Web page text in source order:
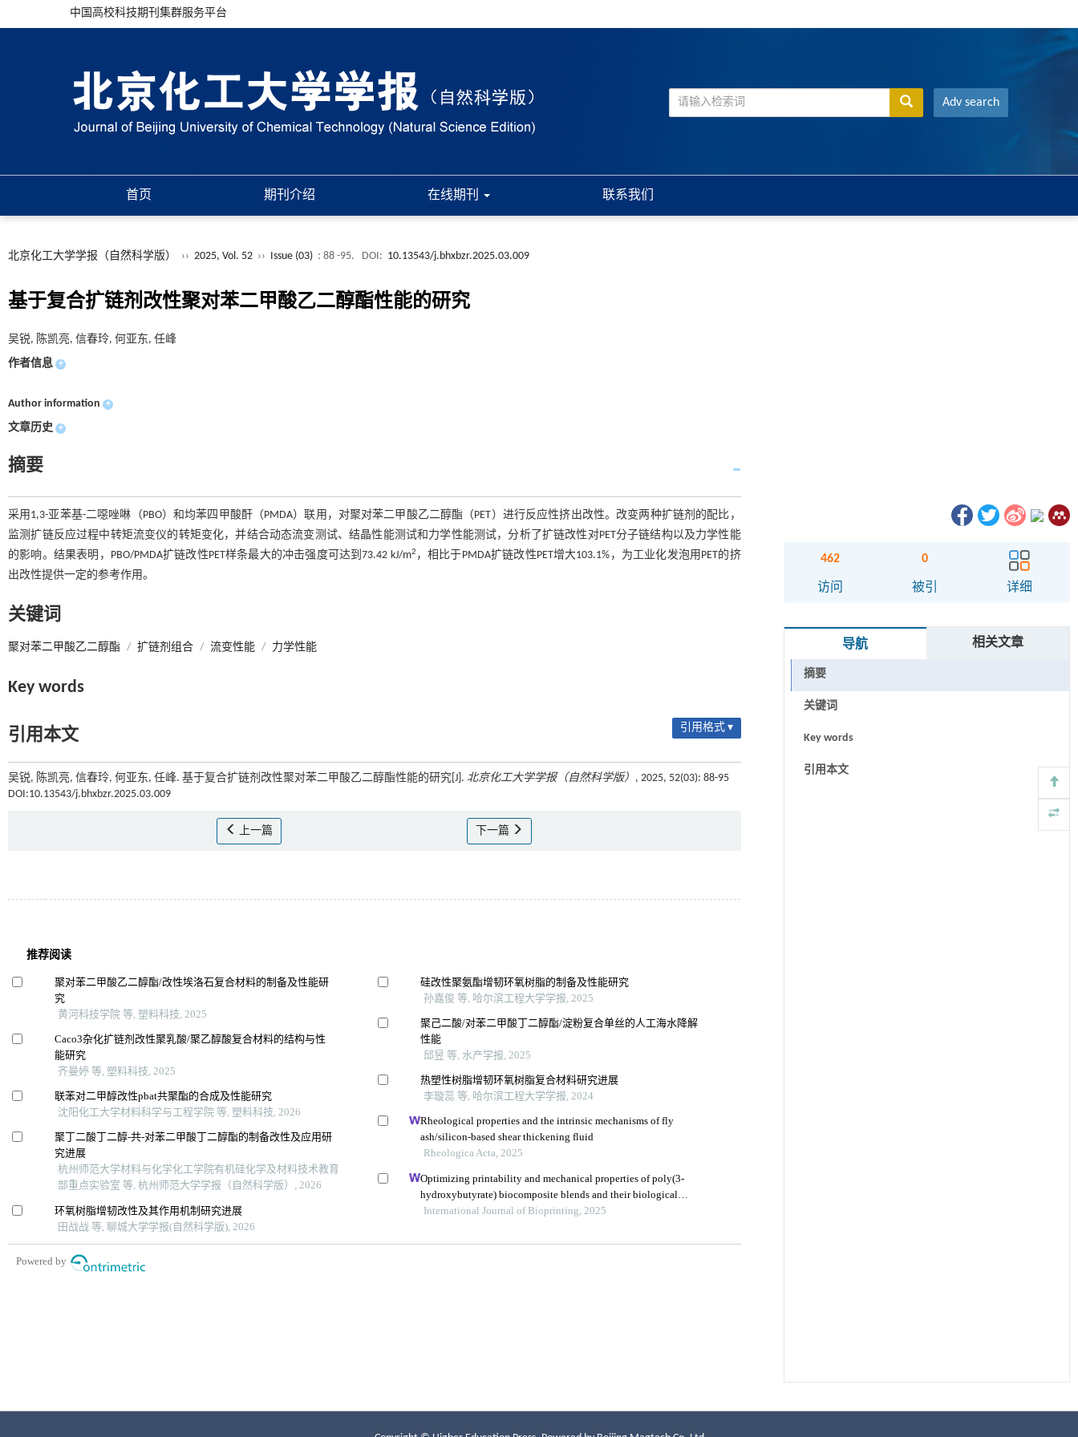
中国高校科技期刊集群服务平台
Adv search
首页 期刊介绍 在线期刊 联系我们
北京化工大学学报（自然科学版） ›› 2025, Vol. 52 ›› Issue (03) : 88 -95. DOI: 10.13543/j.bhxbzr.2025.03.009
基于复合扩链剂改性聚对苯二甲酸乙二醇酯性能的研究
吴锐, 陈凯亮, 信春玲, 何亚东, 任峰
作者信息 +
Author information +
文章历史 +
摘要
采用1,3-亚苯基-二噁唑啉（PBO）和均苯四甲酸酐（PMDA）联用，对聚对苯二甲酸乙二醇酯（PET）进行反应性挤出改性。改变两种扩链剂的配比，
监测扩链反应过程中转矩流变仪的转矩变化，并结合动态流变测试、结晶性能测试和力学性能测试，分析了扩链改性对PET分子链结构以及力学性能
的影响。结果表明，PBO/PMDA扩链改性PET样条最大的冲击强度可达到73.42 kJ/m2 ，相比于PMDA扩链改性PET增大103.1%，为工业化发泡用PET的挤
出改性提供一定的参考作用。
关键词
聚对苯二甲酸乙二醇酯 / 扩链剂组合 / 流变性能 / 力学性能
Key words
引用本文 引用格式 ▾
吴锐, 陈凯亮, 信春玲, 何亚东, 任峰. 基于复合扩链剂改性聚对苯二甲酸乙二醇酯性能的研究[J]. 北京化工大学学报（自然科学版） , 2025, 52(03): 88-95
DOI:10.13543/j.bhxbzr.2025.03.009
上一篇 下一篇
462
访问
0
被引 详细
导航 相关文章
摘要
关键词
Key words
引用本文